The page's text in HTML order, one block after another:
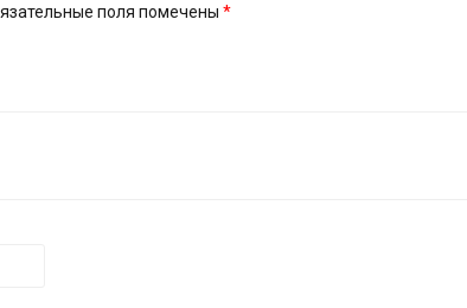
поля помечены *